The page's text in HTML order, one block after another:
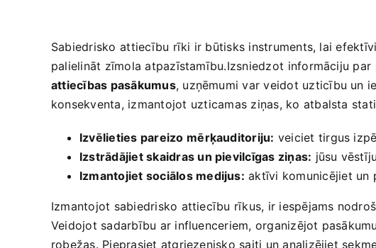
Sabiedrisko ⁣attiecību rīki ir būtisks instruments, lai
palielināt zīmola atpazīstamību.Izsniedzot⁣ informāciju
attiecības pasākumus, uzņēmumi var veidot uzticību un
konsekventa, izmantojot⁤ uzticamas ziņas, ko atbalsta
Izvēlieties pareizo ⁣mērķauditoriju: veiciet tirgus
Izstrādājiet skaidras un pievilcīgas ziņas: jūsu
Izmantojiet sociālos medijus: aktīvi komunicējiet un
Izmantojot sabiedrisko attiecību rīkus, ir iespējams
Veidojot sadarbību‌ ar influenceriem,‍ organizējot
robežas. Pieprasiet atgriezenisko saiti un analizējiet